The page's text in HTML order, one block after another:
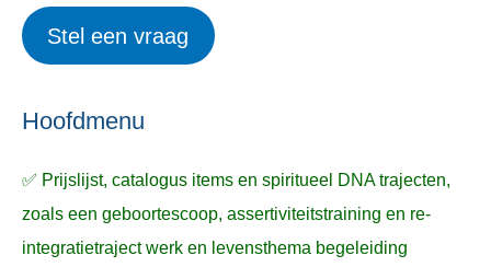
e
n
e
k
a
r
:
Stel een vraag
Hoofdmenu
✅ Prijslijst, catalogus items en spiritueel DNA trajecten,
zoals een geboortescoop, assertiviteitstraining en re-
integratietraject werk en levensthema begeleiding
p
n